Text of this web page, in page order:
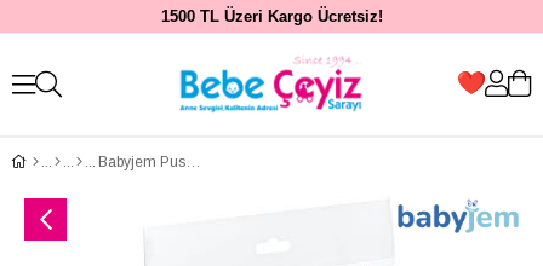
1500 TL Üzeri Kargo Ücretsiz!
Babyjem Puset Sinekliği